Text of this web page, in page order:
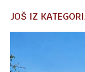
JOŠ IZ